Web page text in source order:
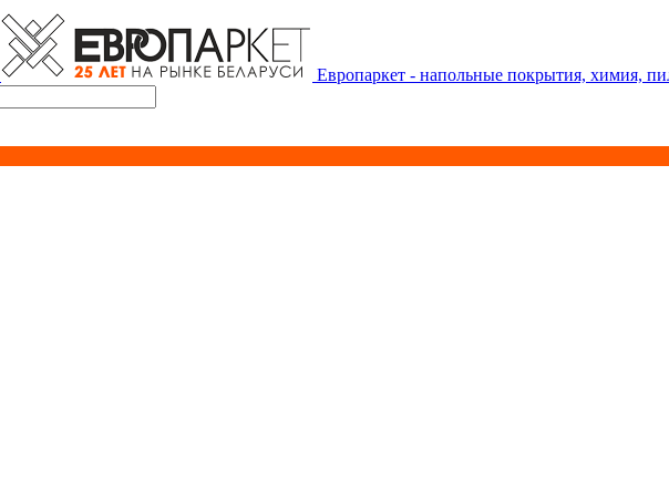
Европаркет - напольные покрытия, химия,